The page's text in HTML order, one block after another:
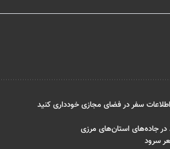
اطلاعات سفر در فضای مجازی خودداری کنید
سرود